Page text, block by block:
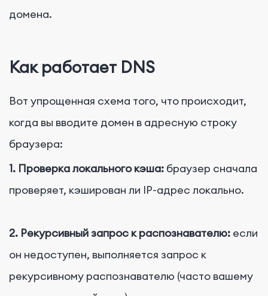
домена.
Как работает DNS
Вот упрощенная схема того, что происходит,
когда вы вводите домен в адресную строку
браузера:
1. Проверка локального кэша: браузер сначала
проверяет, кэширован ли IP-адрес локально.
2. Рекурсивный запрос к распознавателю: если
он недоступен, выполняется запрос к
рекурсивному распознавателю (часто вашему